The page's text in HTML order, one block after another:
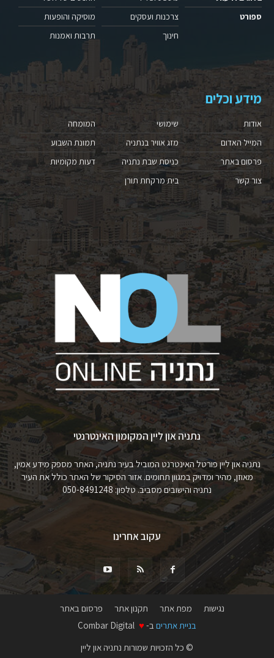
ספורט
צרכנות ועסקים
חינוך
מוסיקה והופעות
תרבות ואמנות
מידע וכלים
אודות
המייל האדום
פרסום באתר
צור קשר
שימושי
מזג אוויר בנתניה
כניסת שבת נתניה
בית מרקחת תורן
המומחה
תמונת השבוע
דעות מקומיות
נתניה און ליין המקומון האינטרנטי
נתניה און ליין פורטל האינטרנט המוביל בעיר נתניה, האתר מספק מידע אמין,
מאוזן, מהיר ומדויק במגוון תחומים. אזור הסיקור של האתר כולל את העיר
נתניה והישובים מסביב. טלפון: 050-8491248
עקוב אחרינו
נגישות מפת אתר תקנון אתר
פרסום באתר
בניית אתרים ב- ♥
© כל הזכויות שמורות נתניה און ליין